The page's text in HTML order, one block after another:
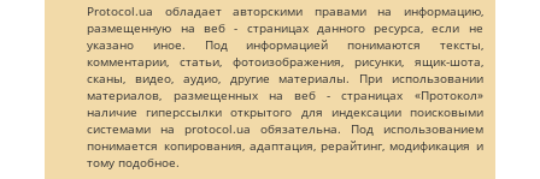
Protocol.ua обладает авторскими правами на информацию,
размещенную на веб - страницах данного ресурса, если не
указано иное. Под информацией понимаются тексты,
комментарии, статьи, фотоизображения, рисунки, ящик-шота,
сканы, видео, аудио, другие материалы. При использовании
материалов, размещенных на веб - страницах «Протокол»
наличие гиперссылки открытого для индексации поисковыми
системами на protocol.ua обязательна. Под использованием
понимается копирования, адаптация, рерайтинг, модификация и
тому подобное.